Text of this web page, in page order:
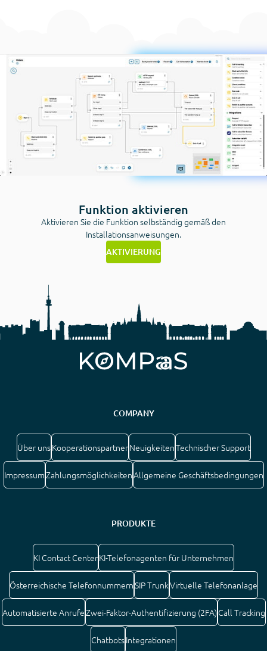
Funktion aktivieren
Aktivieren Sie die Funktion selbständig gemäß den
Installationsanweisungen.
AKTIVIERUNG
COMPANY
Über unsKooperationspartnerNeuigkeitenTechnischer Support
ImpressumZahlungsmöglichkeitenAllgemeine Geschäftsbedingungen
PRODUKTE
KI Contact CenterKI-Telefonagenten für Unternehmen
Österreichische TelefonnummernSIP TrunkVirtuelle Telefonanlage
Automatisierte AnrufeZwei-Faktor-Authentifizierung (2FA)Call Tracking
ChatbotsIntegrationen